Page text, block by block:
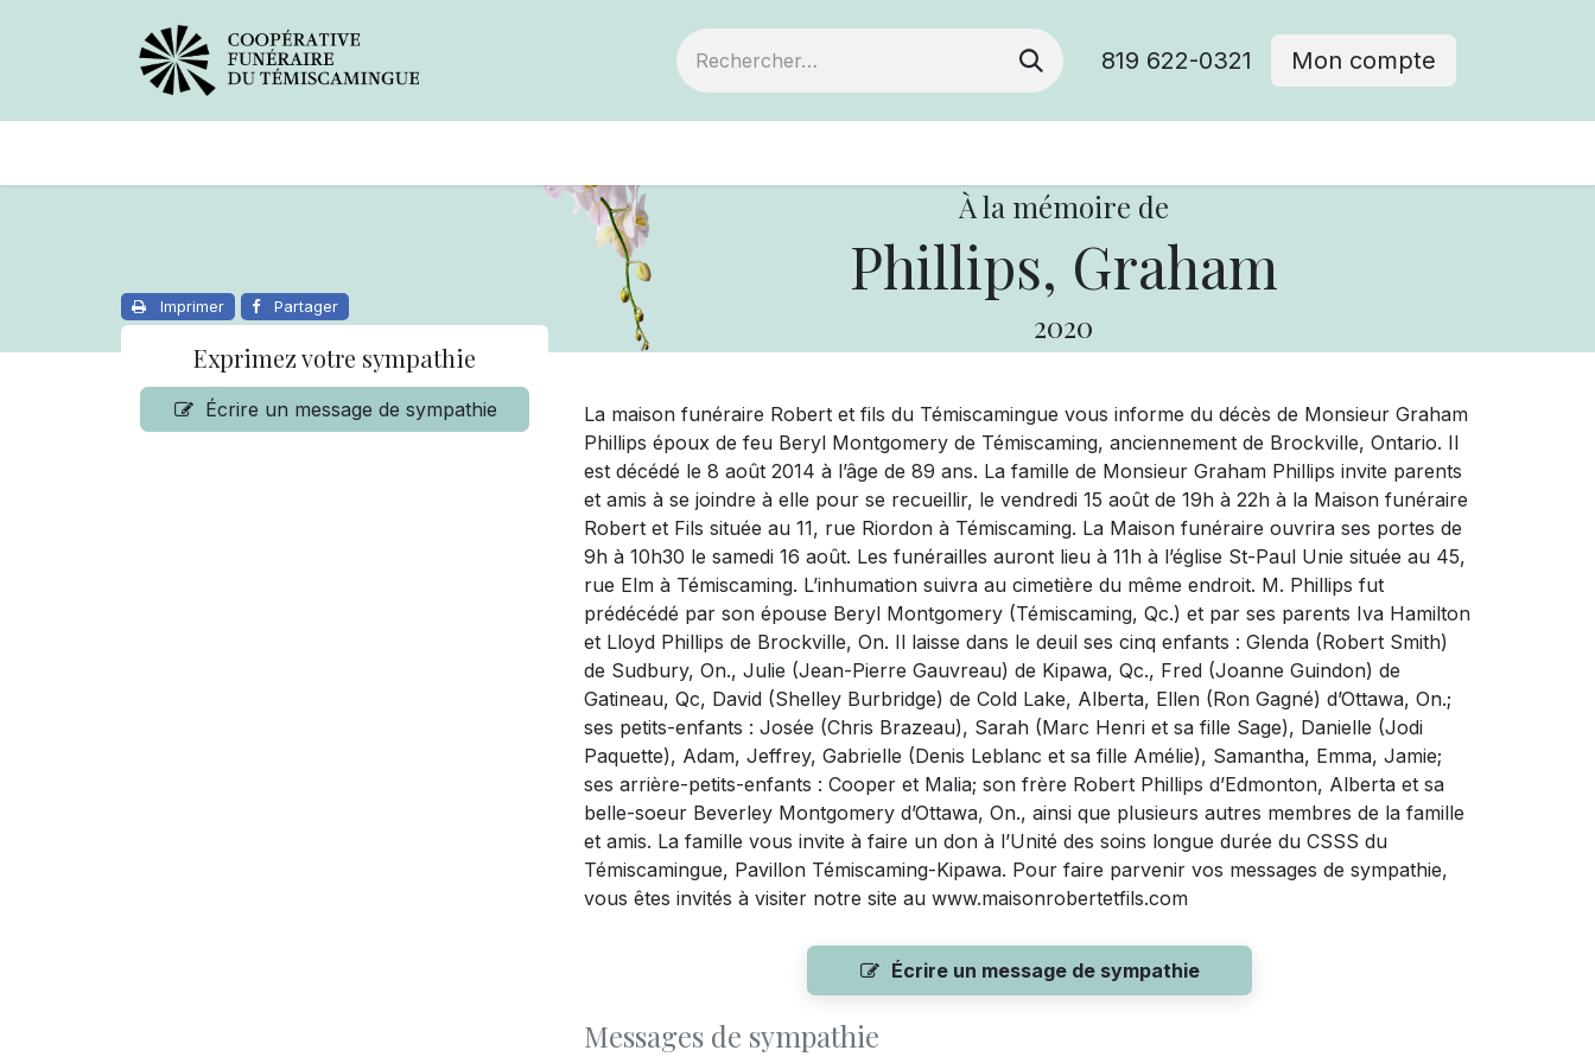
819 622-0321 Mon compte
À la mémoire de
Phillips, Graham
2020
Imprimer Partager
Exprimez votre sympathie
Écrire un message de sympathie
La maison funéraire Robert et fils du Témiscamingue vous informe du décès de Monsieur Graham
Phillips époux de feu Beryl Montgomery de Témiscaming, anciennement de Brockville, Ontario. Il
est décédé le 8 août 2014 à l’âge de 89 ans. La famille de Monsieur Graham Phillips invite parents
et amis à se joindre à elle pour se recueillir, le vendredi 15 août de 19h à 22h à la Maison funéraire
Robert et Fils située au 11, rue Riordon à Témiscaming. La Maison funéraire ouvrira ses portes de
9h à 10h30 le samedi 16 août. Les funérailles auront lieu à 11h à l’église St-Paul Unie située au 45,
rue Elm à Témiscaming. L’inhumation suivra au cimetière du même endroit. M. Phillips fut
prédécédé par son épouse Beryl Montgomery (Témiscaming, Qc.) et par ses parents Iva Hamilton
et Lloyd Phillips de Brockville, On. Il laisse dans le deuil ses cinq enfants : Glenda (Robert Smith)
de Sudbury, On., Julie (Jean-Pierre Gauvreau) de Kipawa, Qc., Fred (Joanne Guindon) de
Gatineau, Qc, David (Shelley Burbridge) de Cold Lake, Alberta, Ellen (Ron Gagné) d’Ottawa, On.;
ses petits-enfants : Josée (Chris Brazeau), Sarah (Marc Henri et sa fille Sage), Danielle (Jodi
Paquette), Adam, Jeffrey, Gabrielle (Denis Leblanc et sa fille Amélie), Samantha, Emma, Jamie;
ses arrière-petits-enfants : Cooper et Malia; son frère Robert Phillips d’Edmonton, Alberta et sa
belle-soeur Beverley Montgomery d’Ottawa, On., ainsi que plusieurs autres membres de la famille
et amis. La famille vous invite à faire un don à l’Unité des soins longue durée du CSSS du
Témiscamingue, Pavillon Témiscaming-Kipawa. Pour faire parvenir vos messages de sympathie,
vous êtes invités à visiter notre site au www.maisonrobertetfils.com
Écrire un message de sympathie
Messages de sympathie